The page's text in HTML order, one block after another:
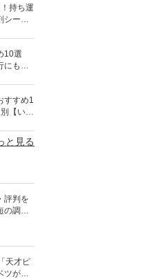
持ち運
シート
10選
にも便
すすめ1
【いい
と見る
評判を
の調理
天才ピ
ツがほ